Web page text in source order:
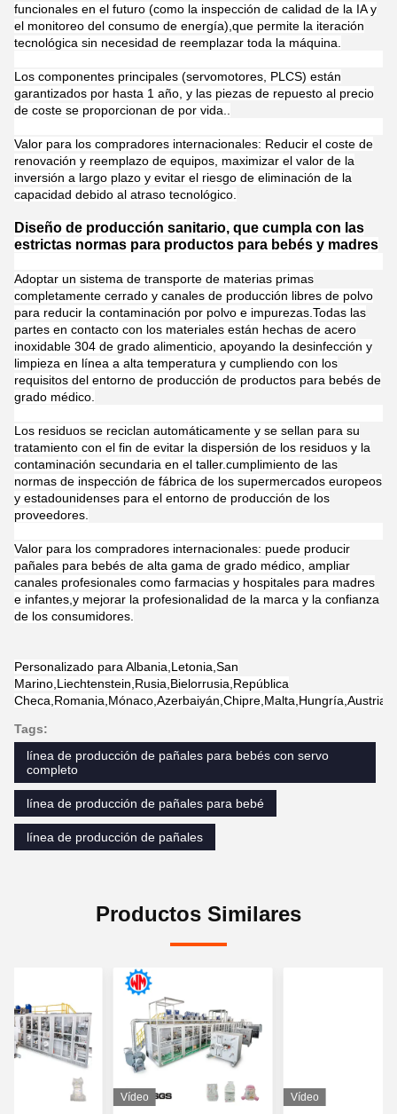
funcionales en el futuro (como la inspección de calidad de la IA y
el monitoreo del consumo de energía),que permite la iteración
tecnológica sin necesidad de reemplazar toda la máquina.
Los componentes principales (servomotores, PLCS) están
garantizados por hasta 1 año, y las piezas de repuesto al precio
de coste se proporcionan de por vida..
Valor para los compradores internacionales: Reducir el coste de
renovación y reemplazo de equipos, maximizar el valor de la
inversión a largo plazo y evitar el riesgo de eliminación de la
capacidad debido al atraso tecnológico.
Diseño de producción sanitario, que cumpla con las
estrictas normas para productos para bebés y madres
Adoptar un sistema de transporte de materias primas
completamente cerrado y canales de producción libres de polvo
para reducir la contaminación por polvo e impurezas.Todas las
partes en contacto con los materiales están hechas de acero
inoxidable 304 de grado alimenticio, apoyando la desinfección y
limpieza en línea a alta temperatura y cumpliendo con los
requisitos del entorno de producción de productos para bebés de
grado médico.
Los residuos se reciclan automáticamente y se sellan para su
tratamiento con el fin de evitar la dispersión de los residuos y la
contaminación secundaria en el taller.cumplimiento de las
normas de inspección de fábrica de los supermercados europeos
y estadounidenses para el entorno de producción de los
proveedores.
Valor para los compradores internacionales: puede producir
pañales para bebés de alta gama de grado médico, ampliar
canales profesionales como farmacias y hospitales para madres
e infantes,y mejorar la profesionalidad de la marca y la confianza
de los consumidores.
Personalizado para Albania,Letonia,San
Marino,Liechtenstein,Rusia,Bielorrusia,República
Tags:
línea de producción de pañales para bebés con servo
completo
línea de producción de pañales para bebé
línea de producción de pañales
Productos Similares
Vídeo Vídeo